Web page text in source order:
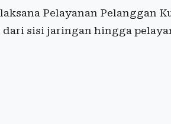
Pelayanan Pelanggan
sisi jaringan hingga